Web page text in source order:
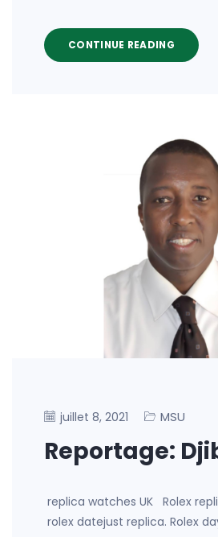
CONTINUE READING
juillet 8, 2021 MSU
Reportage:
replica watches UK Rolex
rolex datejust replica. Rolex